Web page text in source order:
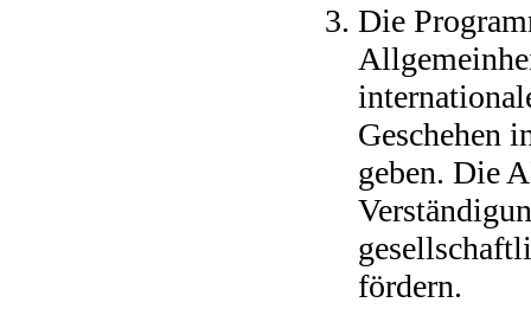
Die
Geschehen
geben. Die
fördern.